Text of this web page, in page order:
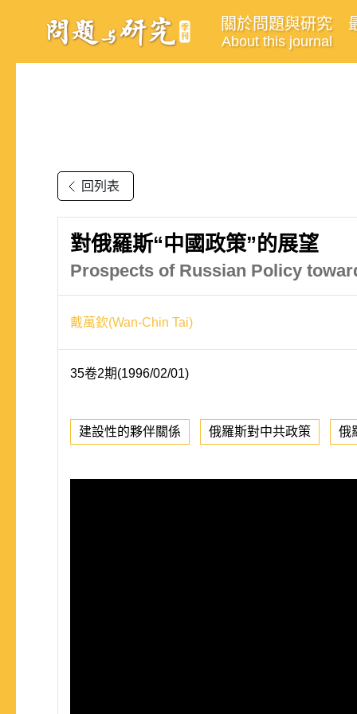
關於問題與研究
About this journal
回列表
對俄羅斯“中國政策”的展望
Prospects of Russian Policy
戴萬欽(Wan-Chin Tai)
35卷2期(1996/02/01)
建設性的夥伴關係 俄羅斯對中共政策 俄